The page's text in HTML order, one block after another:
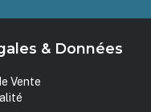
& Données
Vente